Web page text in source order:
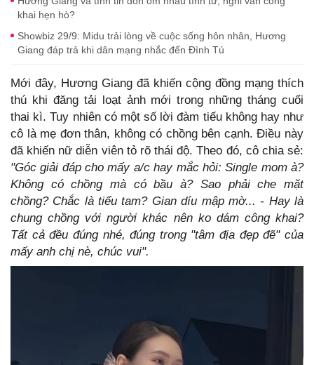
khai hẹn hò?
Showbiz 29/9: Midu trải lòng về cuộc sống hôn nhân, Hương
Giang đáp trả khi dân mạng nhắc đến Đình Tú
Mới đây, Hương Giang đã khiến cộng đồng mạng thích
thú khi đăng tải loạt ảnh mới trong những tháng cuối
thai kì. Tuy nhiên có một số lời đàm tiếu không hay như
cô là mẹ đơn thân, không có chồng bên cạnh. Điều này
đã khiến nữ diễn viên tỏ rõ thái độ. Theo đó, cô chia sẻ:
"Góc giải đáp cho mấy a/c hay mắc hỏi: Single mom à?
Không có chồng mà có bầu à? Sao phải che mặt
chồng? Chắc là tiểu tam? Gian díu mập mờ... - Hay là
chung chồng với người khác nên ko dám công khai?
Tất cả đều đúng nhé, đúng trong "tâm địa đẹp đẽ" của
mấy anh chị nè, chúc vui".